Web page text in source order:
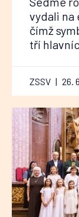
vydali na
čímž
tří
ZSSV 26.